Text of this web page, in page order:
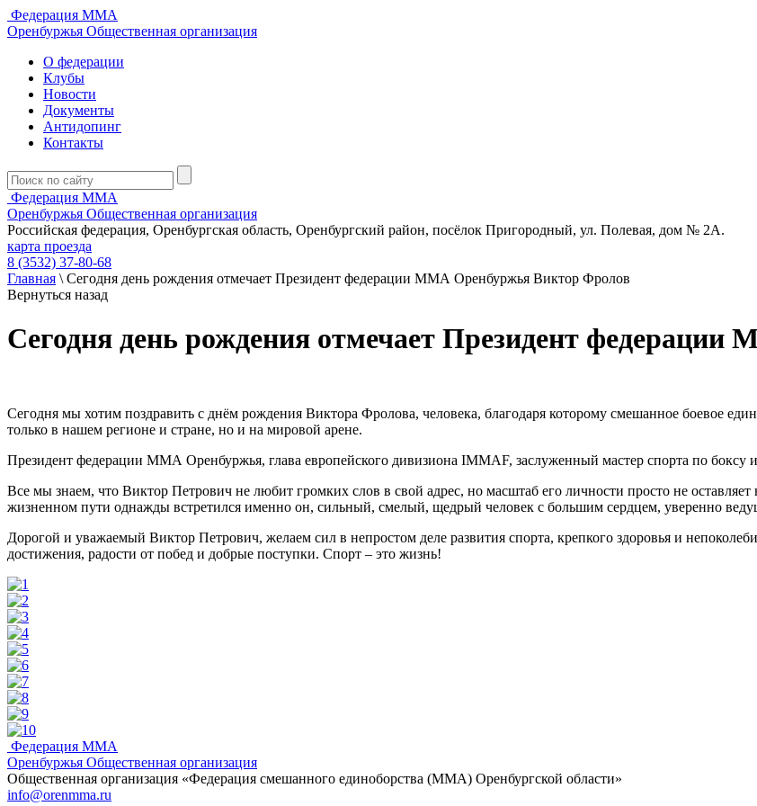
Федерация ММА
Оренбуржья Общественная организация
О федерации
Клубы
Новости
Документы
Антидопинг
Контакты
Федерация ММА
Оренбуржья Общественная организация
Российская федерация, Оренбургская область, Оренбургский район, посёлок Пригородный, ул. Полевая, дом № 2А.
карта проезда
8 (3532) 37-80-68
Главная \ Сегодня день рождения отмечает Президент федерации ММА Оренбуржья Виктор Фролов
Вернуться назад
Сегодня день рождения отмечает Президент
Сегодня мы хотим поздравить с днём рождения Виктора Фролова, человека, благодаря которому смешанное боевое
только в нашем регионе и стране, но и на мировой арене.
Президент федерации ММА Оренбуржья, глава европейского дивизиона IMMAF, заслуженный мастер спорта по боксу
Все мы знаем, что Виктор Петрович не любит громких слов в свой адрес, но масштаб его личности просто не
жизненном пути однажды встретился именно он, сильный, смелый, щедрый человек с большим сердцем, уверенно
Дорогой и уважаемый Виктор Петрович, желаем сил в непростом деле развития спорта, крепкого здоровья и
достижения, радости от побед и добрые поступки. Спорт – это жизнь!
Федерация ММА
Оренбуржья Общественная организация
Общественная организация «Федерация смешанного единоборства (ММА) Оренбургской области»
info@orenmma.ru